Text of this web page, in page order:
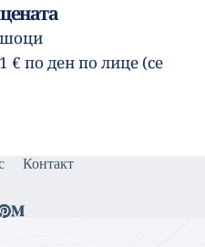
€ по ден по лице (се
Контакт